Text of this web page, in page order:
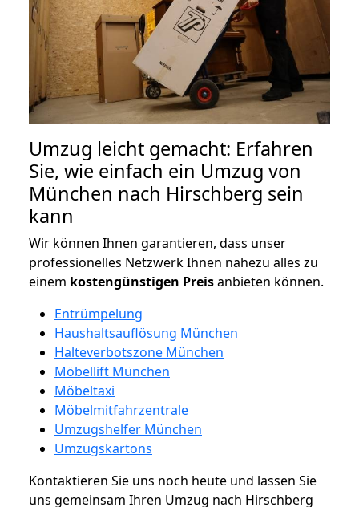
Umzug leicht gemacht: Erfahren
Sie, wie einfach ein Umzug von
München nach Hirschberg sein
kann
Wir können Ihnen garantieren, dass unser
professionelles Netzwerk Ihnen nahezu alles zu
einem kostengünstigen Preisanbieten können.
Entrümpelung
Haushaltsauflösung München
Halteverbotszone München
Möbellift München
Möbeltaxi
Möbelmitfahrzentrale
Umzugshelfer München
Umzugskartons
Kontaktieren Sie uns noch heute und lassen Sie
uns gemeinsam Ihren Umzug nach Hirschberg